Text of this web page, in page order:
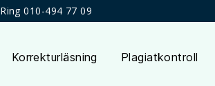
Ring 010-494 77 09
Korrekturläsning Plagiatkontroll